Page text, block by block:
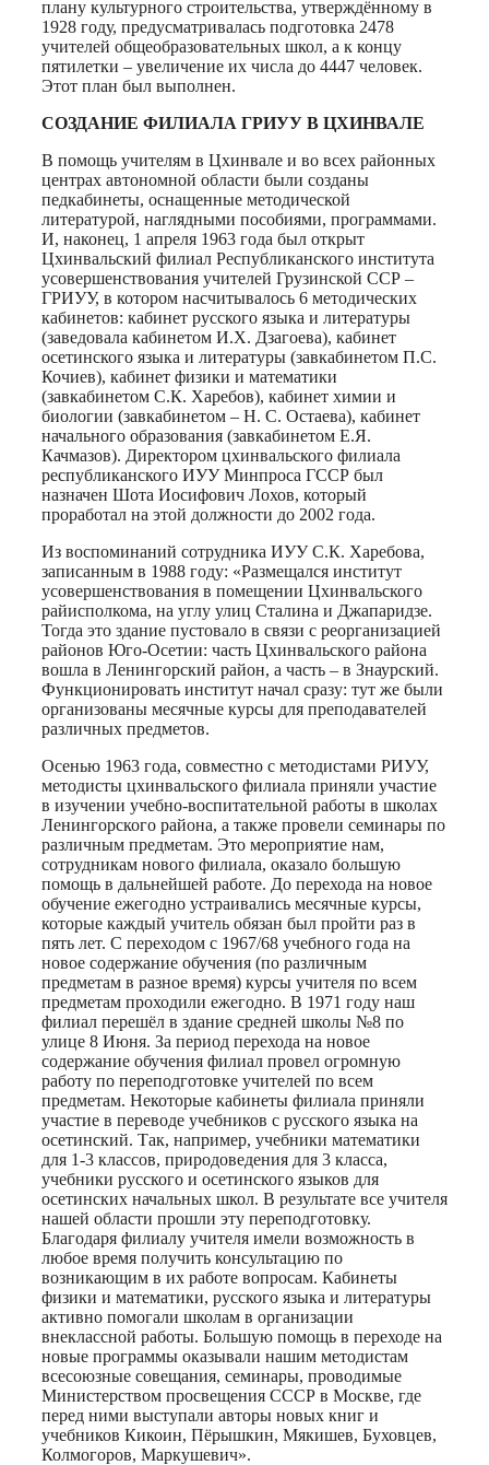
плану культурного строительства, утверждённому в
1928 году, предусматривалась подготовка 2478
учителей общеобразовательных школ, а к концу
пятилетки – увеличение их числа до 4447 человек.
Этот план был выполнен.
СОЗДАНИЕ ФИЛИАЛА ГРИУУ В ЦХИНВАЛЕ
В помощь учителям в Цхинвале и во всех районных
центрах автономной области были созданы
педкабинеты, оснащенные методической
литературой, наглядными пособиями, программами.
И, наконец, 1 апреля 1963 года был открыт
Цхинвальский филиал Республиканского института
усовершенствования учителей Грузинской ССР –
ГРИУУ, в котором насчитывалось 6 методических
кабинетов: кабинет русского языка и литературы
(заведовала кабинетом И.Х. Дзагоева), кабинет
осетинского языка и литературы (завкабинетом П.С.
Кочиев), кабинет физики и математики
(завкабинетом С.К. Харебов), кабинет химии и
биологии (завкабинетом – Н. С. Остаева), кабинет
начального образования (завкабинетом Е.Я.
Качмазов). Директором цхинвальского филиала
республиканского ИУУ Минпроса ГССР был
назначен Шота Иосифович Лохов, который
проработал на этой должности до 2002 года.
Из воспоминаний сотрудника ИУУ С.К. Харебова,
записанным в 1988 году: «Размещался институт
усовершенствования в помещении Цхинвальского
райисполкома, на углу улиц Сталина и Джапаридзе.
Тогда это здание пустовало в связи с реорганизацией
районов Юго-Осетии: часть Цхинвальского района
вошла в Ленингорский район, а часть – в Знаурский.
Функционировать институт начал сразу: тут же были
организованы месячные курсы для преподавателей
различных предметов.
Осенью 1963 года, совместно с методистами РИУУ,
методисты цхинвальского филиала приняли участие
в изучении учебно-воспитательной работы в школах
Ленингорского района, а также провели семинары по
различным предметам. Это мероприятие нам,
сотрудникам нового филиала, оказало большую
помощь в дальнейшей работе. До перехода на новое
обучение ежегодно устраивались месячные курсы,
которые каждый учитель обязан был пройти раз в
пять лет. С переходом с 1967/68 учебного года на
новое содержание обучения (по различным
предметам в разное время) курсы учителя по всем
предметам проходили ежегодно. В 1971 году наш
филиал перешёл в здание средней школы №8 по
улице 8 Июня. За период перехода на новое
содержание обучения филиал провел огромную
работу по переподготовке учителей по всем
предметам. Некоторые кабинеты филиала приняли
участие в переводе учебников с русского языка на
осетинский. Так, например, учебники математики
для 1-3 классов, природоведения для 3 класса,
учебники русского и осетинского языков для
осетинских начальных школ. В результате все учителя
нашей области прошли эту переподготовку.
Благодаря филиалу учителя имели возможность в
любое время получить консультацию по
возникающим в их работе вопросам. Кабинеты
физики и математики, русского языка и литературы
активно помогали школам в организации
внеклассной работы. Большую помощь в переходе на
новые программы оказывали нашим методистам
всесоюзные совещания, семинары, проводимые
Министерством просвещения СССР в Москве, где
перед ними выступали авторы новых книг и
учебников Кикоин, Пёрышкин, Мякишев, Буховцев,
Колмогоров, Маркушевич».